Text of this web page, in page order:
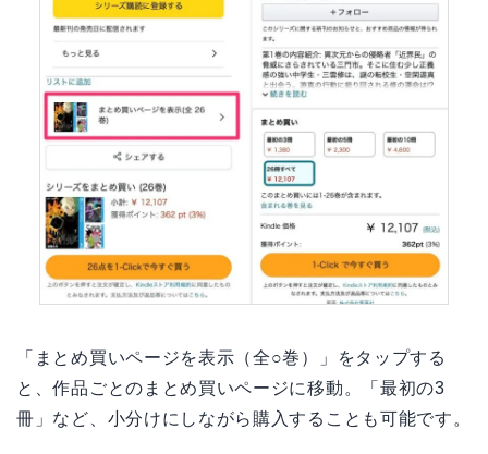
「まとめ買いページを表示（全○巻）」をタップする
と、作品ごとのまとめ買いページに移動。「最初の3
冊」など、小分けにしながら購入することも可能です。